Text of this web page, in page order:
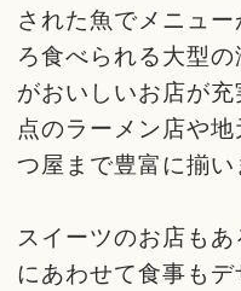
された魚でメニュ
ろ食べられる大型
がおいしいお店が
点のラーメン店や
つ屋まで豊富に揃い
スイーツのお店も
にあわせて食事もデ